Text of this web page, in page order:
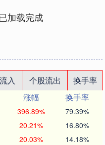
加载完成
入 个股流出
换手率
涨幅
换手率
396.89% 79.39%
20.21% 16.80%
20.03% 14.18%